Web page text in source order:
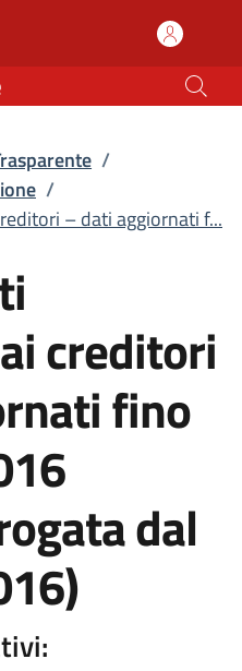
scheda).
/
/
– dati aggiornati f...
creditori
fino
dal